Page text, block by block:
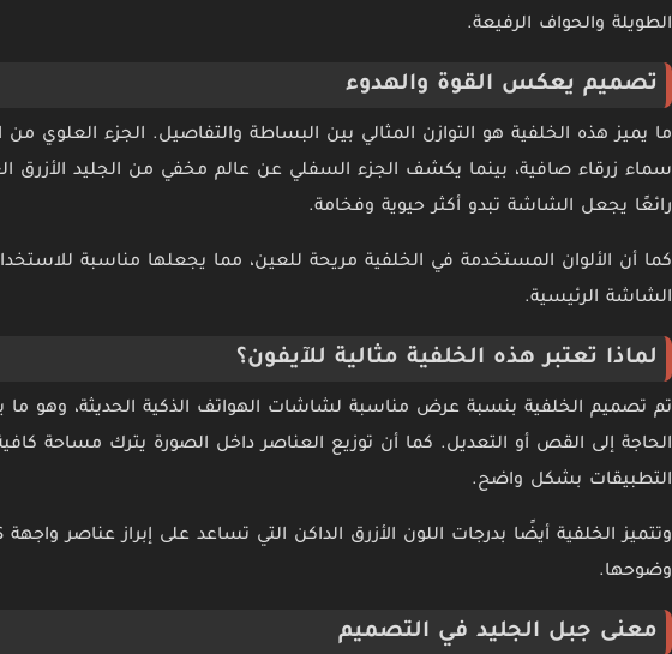
الطويلة والحواف الرفيعة.
تصميم يعكس القوة والهدوء
ما يميز هذه الخلفية هو التوازن المثالي بين البساطة والتفاصيل. الجزء
سماء زرقاء صافية، بينما يكشف الجزء السفلي عن عالم مخفي من الجليد الأزرق
رائعًا يجعل الشاشة تبدو أكثر حيوية وفخامة.
كما أن الألوان المستخدمة في الخلفية مريحة للعين، مما يجعلها مناسبة
الشاشة الرئيسية.
لماذا تعتبر هذه الخلفية مثالية للآيفون؟
تم تصميم الخلفية بنسبة عرض مناسبة لشاشات الهواتف الذكية الحديثة، وهو ما
الحاجة إلى القص أو التعديل. كما أن توزيع العناصر داخل الصورة يترك مساحة
التطبيقات بشكل واضح.
وضوحها.
معنى جبل الجليد في التصميم